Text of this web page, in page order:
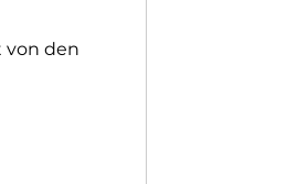
von den